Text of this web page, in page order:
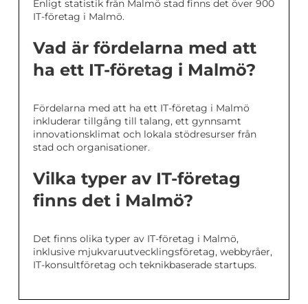
Enligt statistik från Malmö stad finns det över 900
IT-företag i Malmö.
Vad är fördelarna med att
ha ett IT-företag i Malmö?
Fördelarna med att ha ett IT-företag i Malmö
inkluderar tillgång till talang, ett gynnsamt
innovationsklimat och lokala stödresurser från
stad och organisationer.
Vilka typer av IT-företag
finns det i Malmö?
Det finns olika typer av IT-företag i Malmö,
inklusive mjukvaruutvecklingsföretag, webbyråer,
IT-konsultföretag och teknikbaserade startups.